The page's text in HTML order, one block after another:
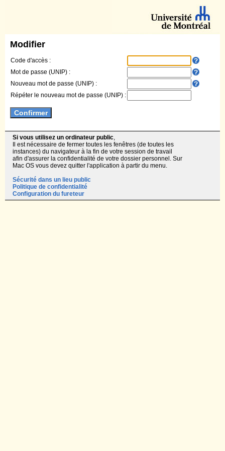
Modifier
Code d'accès :
Mot de passe (UNIP) :
Nouveau mot de passe (UNIP) :
Répéter le nouveau mot de passe (UNIP) :
Si vous utilisez un ordinateur public,
Il est nécessaire de fermer toutes les fenêtres (de toutes les
instances) du navigateur à la fin de votre session de travail
afin d'assurer la confidentialité de votre dossier personnel. Sur
Mac OS vous devez quitter l'application à partir du menu.
Sécurité dans un lieu public
Politique de confidentialité
Configuration du fureteur